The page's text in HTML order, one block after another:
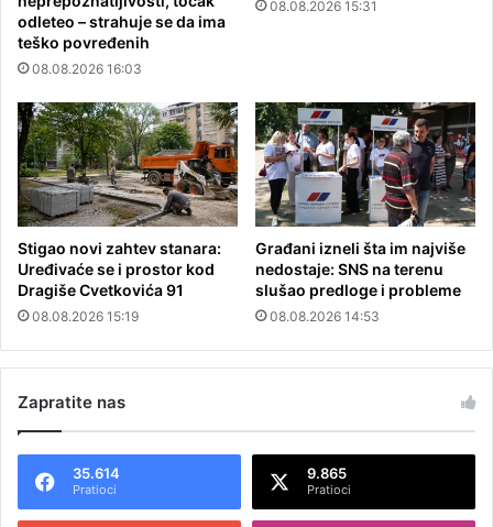
odleteo – strahuje se da ima
teško povređenih
08.08.2026 16:03
08.08.2026 15:31
Stigao novi zahtev stanara:
Uređivaće se i prostor kod
Dragiše Cvetkovića 91
08.08.2026 15:19
Građani izneli šta im najviše
nedostaje: SNS na terenu
slušao predloge i probleme
08.08.2026 14:53
Zapratite nas
35.614
Pratioci
9.865
Pratioci